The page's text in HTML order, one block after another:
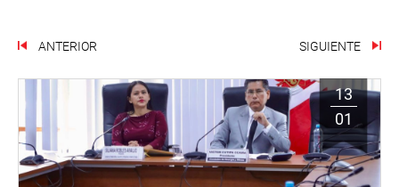
ANTERIOR SIGUIENTE
13
01